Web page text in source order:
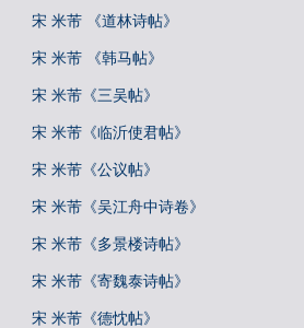
宋 米芾 《道林诗帖》
宋 米芾 《韩马帖》
宋 米芾《三吴帖》
宋 米芾《临沂使君帖》
宋 米芾《公议帖》
宋 米芾《吴江舟中诗卷》
宋 米芾《多景楼诗帖》
宋 米芾《寄魏泰诗帖》
宋 米芾《德忱帖》